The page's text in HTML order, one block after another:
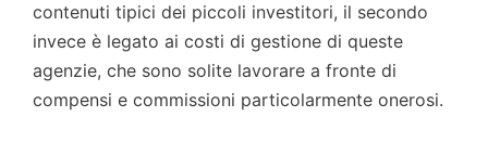
contenuti tipici dei piccoli investitori, il secondo
invece è legato ai costi di gestione di queste
agenzie, che sono solite lavorare a fronte di
compensi e commissioni particolarmente onerosi.